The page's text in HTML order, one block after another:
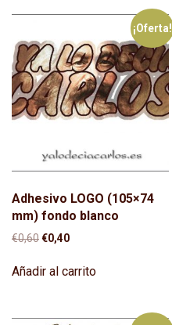
¡Oferta!
Adhesivo LOGO (105×74
mm) fondo blanco
€0,60El
original
€0,40El
actual
Añadir al carrito